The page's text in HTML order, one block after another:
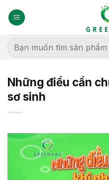
qua
dung
Tìm
kiếm:
Những điều cần
sơ sinh